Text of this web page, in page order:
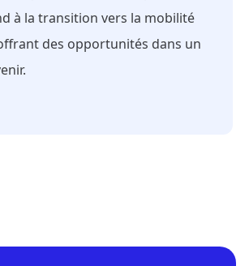
à la transition vers la mobilité
des opportunités dans un